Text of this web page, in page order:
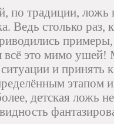
по традиции, ложь
Ведь столько
примеры,
всё это мимо ушей!
и принять
этапом
детская ложь